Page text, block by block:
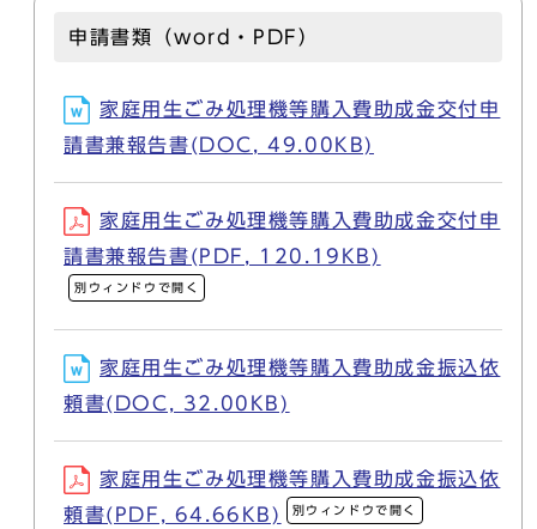
申請書類（word・PDF）
家庭用生ごみ処理機等購入費助成金交付申
請書兼報告書(DOC, 49.00KB)
家庭用生ごみ処理機等購入費助成金交付申
請書兼報告書(PDF, 120.19KB)
別ウィンドウで開く
家庭用生ごみ処理機等購入費助成金振込依
頼書(DOC, 32.00KB)
家庭用生ごみ処理機等購入費助成金振込依
頼書(PDF, 64.66KB)
別ウィンドウで開く